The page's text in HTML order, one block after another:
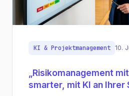
KI & Projektmanagement 10.
„Risikomanagement
smarter, mit KI an Ihrer